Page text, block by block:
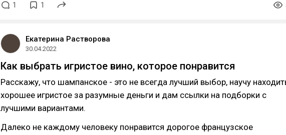
1 1
Екатерина Растворова
30.04.2022
Как выбрать игристое вино, которое понравится
Расскажу, что шампанское - это не всегда лучший выбор, научу
хорошее игристое за разумные деньги и дам ссылки на подборки с
лучшими вариантами.
Далеко не каждому человеку понравится дорогое французское